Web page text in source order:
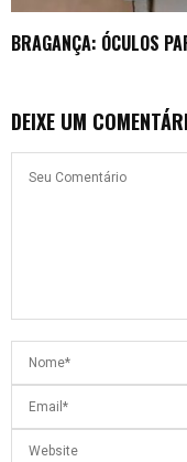
BRAGANÇA: ÓCULOS
DEIXE UM